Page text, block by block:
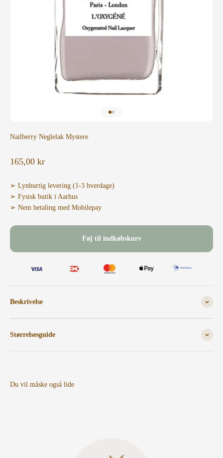
Nailberry Neglelak Mystere
Salgspris
165,00 kr
➢ Lynhurtig levering (1-3 hverdage)
➢ Fysisk butik i Aarhus
➢ Nem betaling med Mobilepay
Føj til indkøbskurv
Beskrivelse
Størrelsesguide